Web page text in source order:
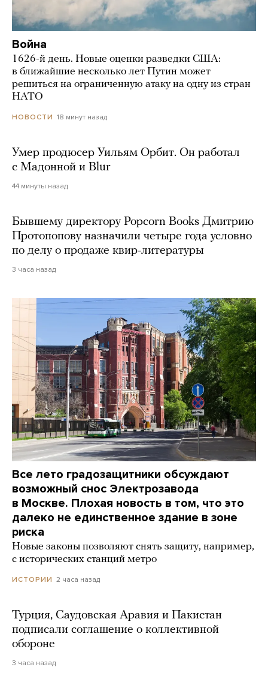
Война
1626-й день. Новые оценки разведки США:
в ближайшие несколько лет Путин может
решиться на ограниченную атаку на одну из стран
НАТО
НОВОСТИ 18 минут назад
Умер продюсер Уильям Орбит. Он работал
с Мадонной и Blur
44 минуты назад
Бывшему директору Popcorn Books Дмитрию
Протопопову назначили четыре года условно
по делу о продаже квир-литературы
3 часа назад
Все лето градозащитники обсуждают
возможный снос Электрозавода
в Москве. Плохая новость в том, что это
далеко не единственное здание в зоне
риска
Новые законы позволяют снять защиту, например,
с исторических станций метро
ИСТОРИИ 2 часа назад
Турция, Саудовская Аравия и Пакистан
подписали соглашение о коллективной
обороне
3 часа назад